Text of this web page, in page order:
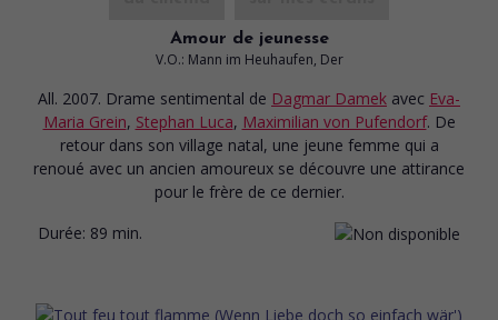
Amour de jeunesse
V.O.: Mann im Heuhaufen, Der
All. 2007. Drame sentimental de Dagmar Damek avec Eva-
Maria Grein, Stephan Luca, Maximilian von Pufendorf. De
retour dans son village natal, une jeune femme qui a
renoué avec un ancien amoureux se découvre une attirance
pour le frère de ce dernier.
Durée: 89 min.